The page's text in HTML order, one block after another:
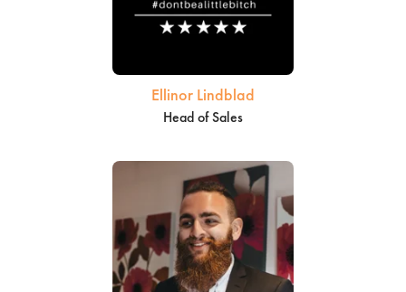
Ellinor Lindblad
Head of Sales